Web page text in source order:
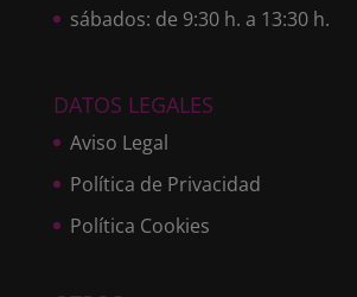
sábados: de 9:30 h. a 13:30 h.
DATOS LEGALES
Aviso Legal
Política de Privacidad
Política Cookies